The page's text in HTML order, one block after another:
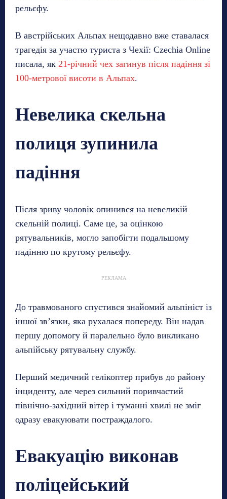
рельєфу.
В австрійських Альпах нещодавно вже ставалася
трагедія за участю туриста з Чехії: Czechia Online
писала, як 21-річний чех загинув після падіння зі
100-метрової висоти в Альпах.
Невелика скельна
полиця зупинила
падіння
Після зриву чоловік опинився на невеликій
скельній полиці. Саме це, за оцінкою
рятувальників, могло запобігти подальшому
падінню по крутому рельєфу.
РЕКЛАМА
До травмованого спустився знайомий альпініст із
іншої зв’язки, яка рухалася попереду. Він надав
першу допомогу й паралельно було викликано
альпійську рятувальну службу.
Перший медичний гелікоптер прибув до району
інциденту, але через сильний поривчастий
північно-західний вітер і туманні хвилі не зміг
одразу евакуювати постраждалого.
Евакуацію виконав
поліцейський